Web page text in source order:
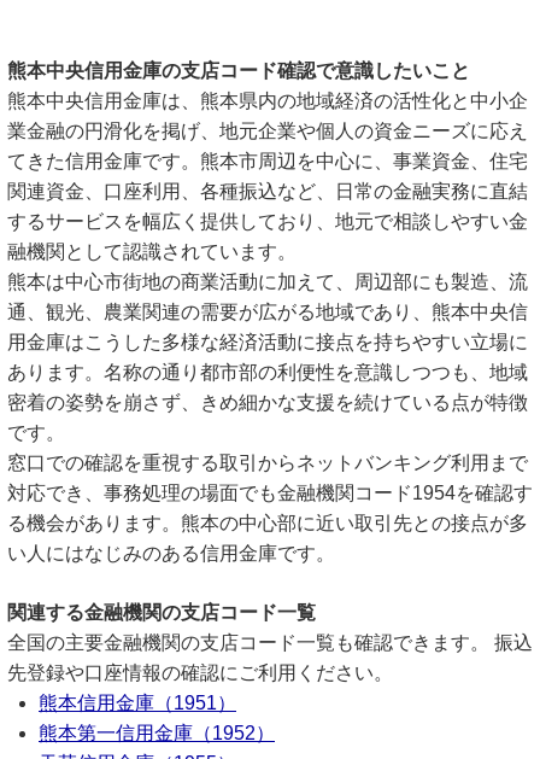
熊本中央信用金庫の支店コード確認で意識したいこと
熊本中央信用金庫は、熊本県内の地域経済の活性化と中小企
業金融の円滑化を掲げ、地元企業や個人の資金ニーズに応え
てきた信用金庫です。熊本市周辺を中心に、事業資金、住宅
関連資金、口座利用、各種振込など、日常の金融実務に直結
するサービスを幅広く提供しており、地元で相談しやすい金
融機関として認識されています。
熊本は中心市街地の商業活動に加えて、周辺部にも製造、流
通、観光、農業関連の需要が広がる地域であり、熊本中央信
用金庫はこうした多様な経済活動に接点を持ちやすい立場に
あります。名称の通り都市部の利便性を意識しつつも、地域
密着の姿勢を崩さず、きめ細かな支援を続けている点が特徴
です。
窓口での確認を重視する取引からネットバンキング利用まで
対応でき、事務処理の場面でも金融機関コード1954を確認す
る機会があります。熊本の中心部に近い取引先との接点が多
い人にはなじみのある信用金庫です。
関連する金融機関の支店コード一覧
全国の主要金融機関の支店コード一覧も確認できます。 振込
先登録や口座情報の確認にご利用ください。
熊本信用金庫（1951）
熊本第一信用金庫（1952）